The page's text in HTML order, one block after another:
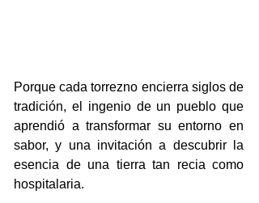
Porque cada torrezno encierra siglos de
tradición, el ingenio de un pueblo que
aprendió a transformar su entorno en
sabor, y una invitación a descubrir la
esencia de una tierra tan recia como
hospitalaria.